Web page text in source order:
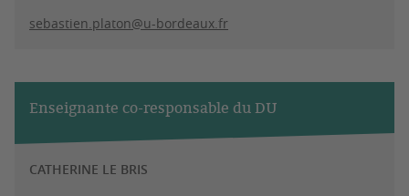
sebastien.platon@u-bordeaux.fr
Enseignante co-responsable du DU
CATHERINE LE BRIS